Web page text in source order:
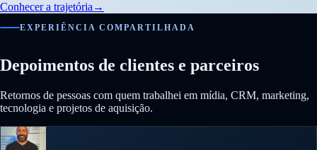
Conhecer a trajetória →
EXPERIÊNCIA COMPARTILHADA
Depoimentos de clientes e parceiros
Retornos de pessoas com quem trabalhei em mídia, CRM, marketing,
tecnologia e projetos de aquisição.